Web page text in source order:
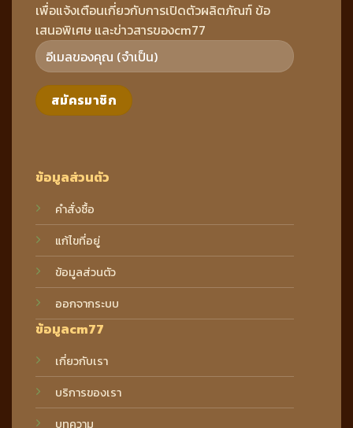
ข้อมูลส่วนตัว
คำสั่งซื้อ
แก้ไขที่อยู่
ข้อมูลส่วนตัว
ออกจากระบบ
ข้อมูลcm77
เกี่ยวกับเรา
บริการของเรา
บทความ
เพื่อแจ้งเตือนเกี่ยวกับการเปิดตัวผลิตภัณฑ์ ข้อ
เสนอพิเศษ และข่าวสารของcm77